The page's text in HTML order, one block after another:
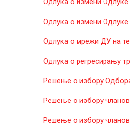
Одлука о измени
Одлука о измени Одлуке
Одлука о мрежи ДУ на
Одлука о регресирању
Решење о избору Одбора
Решење о избору
Решење о избору